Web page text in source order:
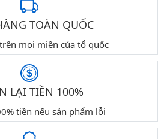
TOÀN QUỐC
mọi miền của tổ quốc
LẠI TIỀN 100%
tiền nếu sản phẩm lỗi